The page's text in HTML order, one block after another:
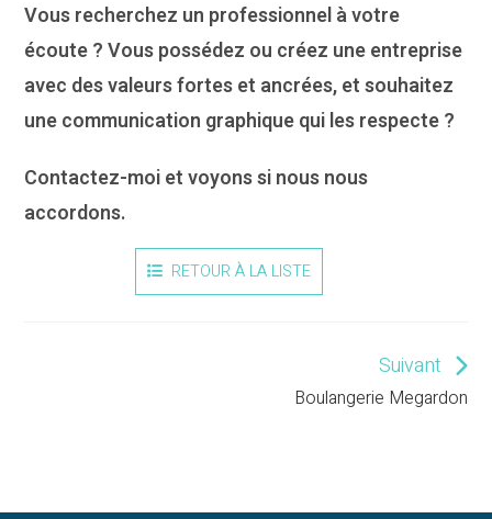
Vous recherchez un professionnel à votre
écoute ? Vous possédez ou créez une entreprise
avec des valeurs fortes et ancrées, et souhaitez
une communication graphique qui les respecte ?
Contactez-moi et voyons si nous nous
accordons.
RETOUR À LA LISTE
Suivant
Boulangerie Megardon